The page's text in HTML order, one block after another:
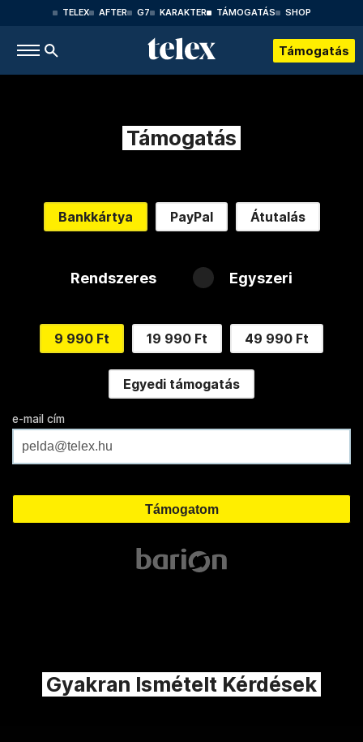
TELEX AFTER G7 KARAKTER TÁMOGATÁS SHOP
Támogatás
Támogatás
Bankkártya PayPal Átutalás
Rendszeres Egyszeri
9 990 Ft 19 990 Ft 49 990 Ft
Egyedi támogatás
e-mail cím
Gyakran Ismételt Kérdések